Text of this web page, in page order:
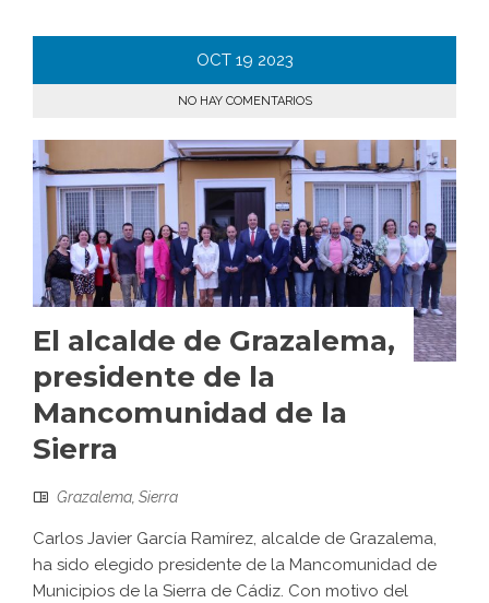
OCT 19 2023
NO HAY COMENTARIOS
El alcalde de Grazalema,
presidente de la
Mancomunidad de la
Sierra
Grazalema, Sierra
Carlos Javier García Ramírez, alcalde de Grazalema,
ha sido elegido presidente de la Mancomunidad de
Municipios de la Sierra de Cádiz. Con motivo del